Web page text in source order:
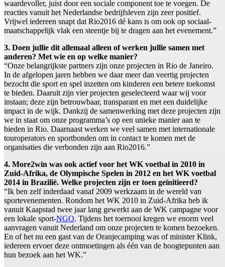
waardevoller, juist door een sociale component toe te voegen. De
reacties vanuit het Nederlandse bedrijfsleven zijn zeer positief.
Vrijwel iedereen snapt dat Rio2016 dé kans is om ook op sociaal-
maatschappelijk vlak een steentje bij te dragen aan het evenement.”
3. Doen jullie dit allemaal alleen of werken jullie samen met
anderen? Met wie en op welke manier?
“Onze belangrijkste partners zijn onze projecten in Rio de Janeiro.
In de afgelopen jaren hebben we daar meer dan veertig projecten
bezocht die sport en spel inzetten om kinderen een betere toekomst
te bieden. Daaruit zijn vier projecten geselecteerd waar wij voor
instaan; deze zijn betrouwbaar, transparant en met een duidelijke
impact in de wijk. Dankzij de samenwerking met deze projecten zijn
we in staat om onze programma’s op een unieke manier aan te
bieden in Rio. Daarnaast werken we veel samen met internationale
touroperators en sportbonden om in contact te komen met de
organisaties die verbonden zijn aan Rio2016.”
4. More2win was ook actief voor het WK voetbal in 2010 in
Zuid-Afrika, de Olympische Spelen in 2012 en het WK voetbal
2014 in Brazilië. Welke projecten zijn er toen geïnitieerd?
“Ik ben zelf inderdaad vanaf 2009 werkzaam in de wereld van
sportevenementen. Rondom het WK 2010 in Zuid-Afrika heb ik
vanuit Kaapstad twee jaar lang gewerkt aan de WK campagne voor
een lokale sport-NGO. Tijdens het toernooi kregen we enorm veel
aanvragen vanuit Nederland om onze projecten te komen bezoeken.
En of het nu een gast van de Oranjecamping was of minister Klink,
iedereen ervoer deze ontmoetingen als één van de hoogtepunten aan
hun bezoek aan het WK.”